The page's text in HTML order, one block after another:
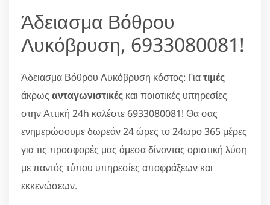
Άδειασμα Βόθρου
Λυκόβρυση, 6933080081!
Άδειασμα Βόθρου Λυκόβρυση κόστος: Γιατιμές
άκρως ανταγωνιστικές και ποιοτικές υπηρεσίες
στην Αττική 24h καλέστε 6933080081! Θα σας
ενημερώσουμε δωρεάν 24 ώρες το 24ωρο 365 μέρες
για τις προσφορές μας άμεσα δίνοντας οριστική λύση
με παντός τύπου υπηρεσίες αποφράξεων και
εκκενώσεων.